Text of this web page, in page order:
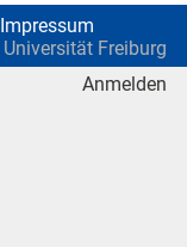
Impressum
Universität Freiburg
Anmelden